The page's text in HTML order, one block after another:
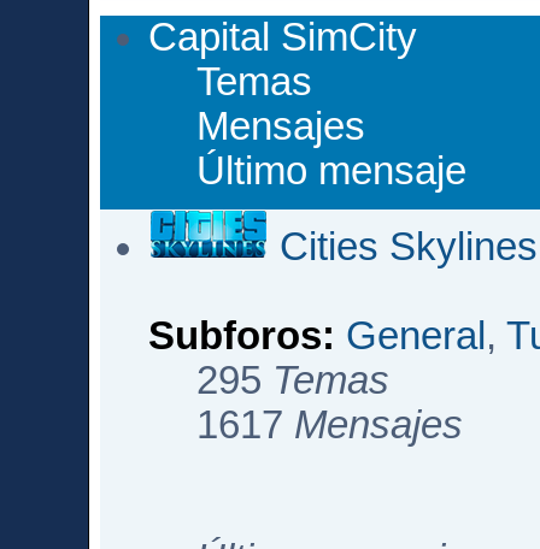
Capital SimCity
Temas
Mensajes
Último mensaje
Cities Skylines
Subforos: General ,
295 Temas
1617 Mensajes